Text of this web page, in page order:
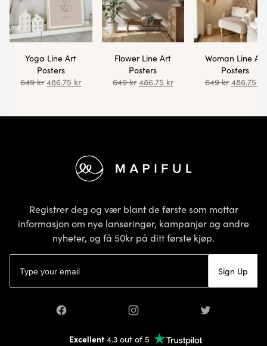
Yoga Line Art
Posters
649kr 486.75 kr
Flower Line Art
Posters
649kr 486.75 kr
Woman Line Art
Posters
649kr 486.75
Registrer deg og vær blant de første som mottar
informasjon om nye lanseringer, kampanjer og andre
nyheter, og få 50kr på ditt første kjøp.
Sign Up
Facebook Instagram Twitter
Excellent4.3 out of 5